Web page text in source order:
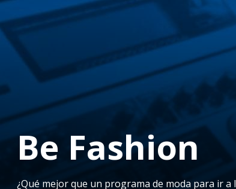
Be Fashion
¿Qué mejor que un programa de moda para ir